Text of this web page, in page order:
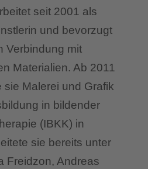
seit 2001 als
und bevorzugt
Verbindung mit
Materialien. Ab 2011
sie Malerei und Grafik
in bildender
(IBKK) in
sie bereits unter
Freidzon, Andreas